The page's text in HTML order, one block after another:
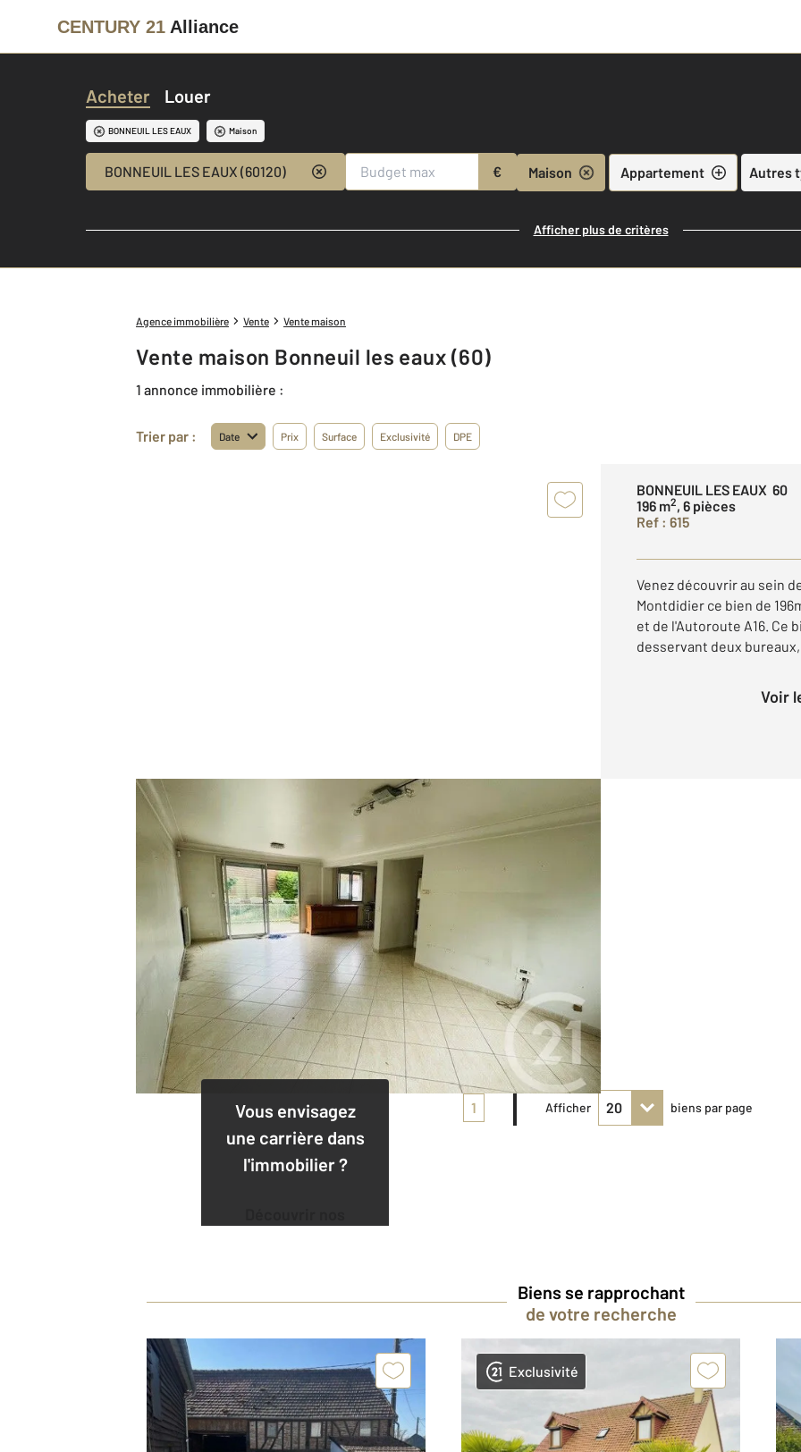
CENTURY 21 Alliance
Acheter Louer
BONNEUIL LES EAUX Maison
BONNEUIL LES EAUX (60120) € Maison Appartement Autres
Afficher plus de critères
Agence immobilière Vente Vente maison
Vente maison Bonneuil les eaux (60)
1 annonce immobilière :
Trier par : Date Prix Surface Exclusivité DPE
BONNEUIL LES EAUX 60
196 m2, 6 pièces
Ref : 615
Venez découvrir au sein
Montdidier ce bien de
et de l'Autoroute A16. Ce
desservant deux
Voir
Vous envisagez
une carrière dans
l'immobilier ?
1 Afficher biens par page
Biens se rapprochant
de votre recherche
Exclusivité